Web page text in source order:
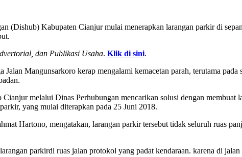
(Dishub) Kabupaten Cianjur mulai menerapkan larangan parkir di
dan Publikasi Usaha. Klik di sini.
Mangunsarkoro kerap mengalami kemacetan parah, terutama
melalui Dinas Perhubungan mencarikan solusi dengan
yang mulai diterapkan pada 25 Juni 2018.
Hartono, mengatakan, larangan parkir tersebut tidak seluruh ruas
parkirdi ruas jalan protokol yang padat kendaraan. karena di